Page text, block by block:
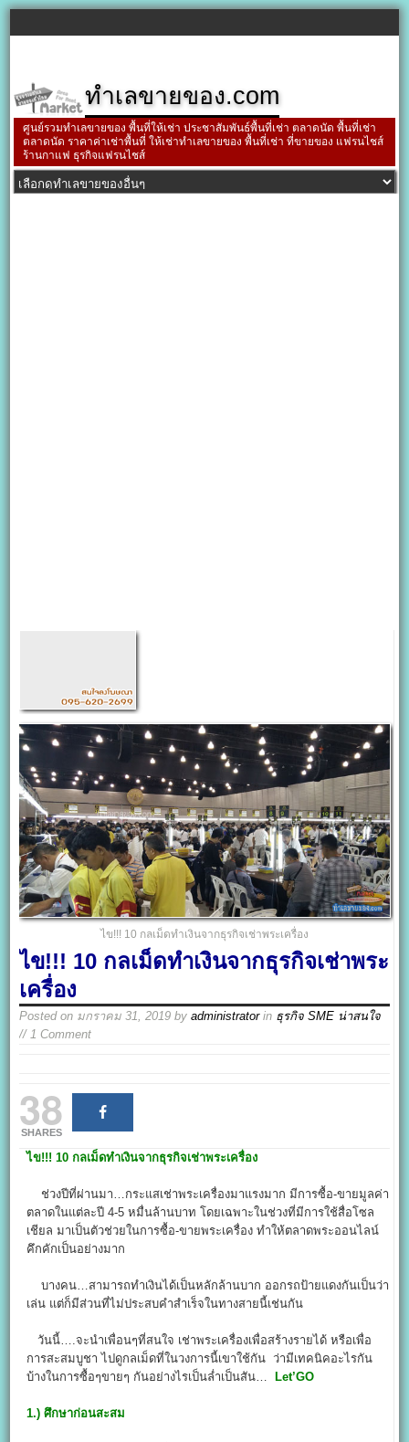
ทำเลขายของ.com
ศูนย์รวมทำเลขายของ พื้นที่ให้เช่า ประชาสัมพันธ์พื้นที่เช่า ตลาดนัด พื้นที่เช่า
ตลาดนัด ราคาค่าเช่าพื้นที่ ให้เช่าทำเลขายของ พื้นที่เช่า ที่ขายของ แฟรนไชส์
ร้านกาแฟ ธุรกิจแฟรนไชส์
ไข!!! 10 กลเม็ดทำเงินจากธุรกิจเช่าพระเครื่อง
ไข!!! 10 กลเม็ดทำเงินจากธุรกิจเช่าพระ
เครื่อง
Posted on มกราคม 31, 2019 byadministratorin ธุรกิจ SME น่าสนใจ
// 1 Comment
38
SHARES
ไข!!! 10กลเม็ดทำเงินจากธุรกิจเช่าพระเครื่อง
ช่วงปีที่ผ่านมา…กระแสเช่าพระเครื่องมาแรงมาก มีการซื้อ-ขายมูลค่า
ตลาดในแต่ละปี 4-5 หมื่นล้านบาท โดยเฉพาะในช่วงที่มีการใช้สื่อโซล
เชียล มาเป็นตัวช่วยในการซื้อ-ขายพระเครื่อง ทำให้ตลาดพระออนไลน์
คึกคักเป็นอย่างมาก
บางคน…สามารถทำเงินได้เป็นหลักล้านบาก ออกรถป้ายแดงกันเป็นว่า
เล่น แต่ก็มีส่วนที่ไม่ประสบคำสำเร็จในทางสายนี้เช่นกัน
วันนี้….จะนำเพื่อนๆที่สนใจ เช่าพระเครื่องเพื่อสร้างรายได้ หรือเพื่อ
การสะสมบูชา ไปดูกลเม็ดที่ในวงการนี้เขาใช้กัน ว่ามีเทคนิคอะไรกัน
บ้างในการซื้อๆขายๆ กันอย่างไรเป็นล่ำเป็นสัน…
Let’GO
1.)ศึกษาก่อนสะสม